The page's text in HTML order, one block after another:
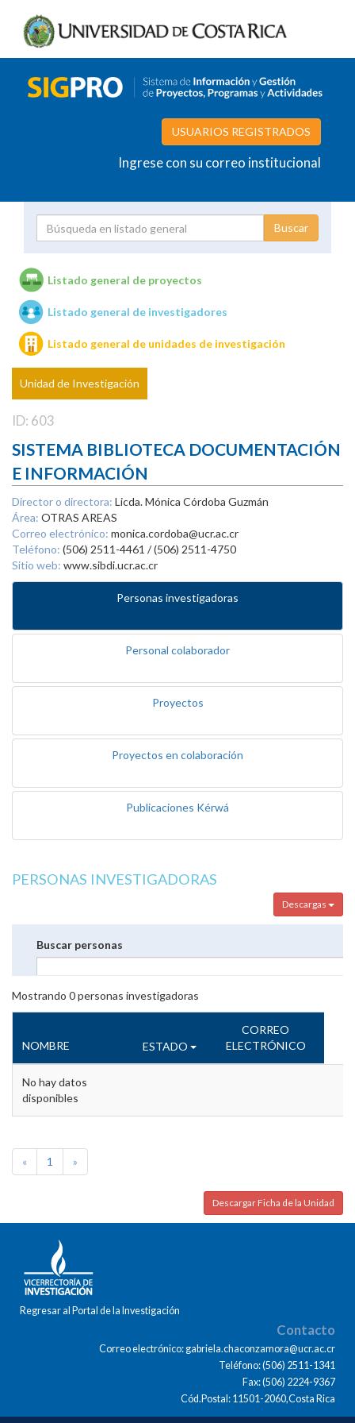
USUARIOS REGISTRADOS
Ingrese con su correo institucional
Unidades de investigación
Listado general de proyectos
Listado general de investigadores
Listado general de unidades de investigación
Unidad de Investigación
ID: 603
SISTEMA BIBLIOTECA DOCUMENTACIÓN
E INFORMACIÓN
Director o directora: Licda. Mónica Córdoba Guzmán
Área: OTRAS AREAS
Correo electrónico: monica.cordoba@ucr.ac.cr
Teléfono: (506) 2511-4461 / (506) 2511-4750
Sitio web: www.sibdi.ucr.ac.cr
Personas investigadoras
Personal colaborador
Proyectos
Proyectos en colaboración
Publicaciones Kérwá
PERSONAS INVESTIGADORAS
Descargas
Buscar personas
Mostrando 0personas investigadoras
NOMBRE ESTADO
CORREO
ELECTRÓNICO
No hay datos
disponibles
« 1 »
Descargar Ficha de la Unidad
Regresar al Portal de la Investigación
Contacto
Correo electrónico: gabriela.chaconzamora@ucr.ac.cr
Teléfono: (506) 2511-1341
Fax: (506) 2224-9367
Cód.Postal: 11501-2060,Costa Rica